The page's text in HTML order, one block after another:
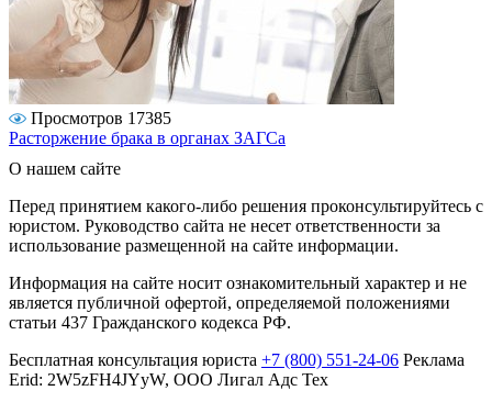
Просмотров 17385
Расторжение брака в органах ЗАГСа
О нашем сайте
Перед принятием какого-либо решения проконсультируйтесь с
юристом. Руководство сайта не несет ответственности за
использование размещенной на сайте информации.
Информация на сайте носит ознакомительный характер и не
является публичной офертой, определяемой положениями
статьи 437 Гражданского кодекса РФ.
Бесплатная консультация юриста +7 (800) 551-24-06 Реклама
Erid: 2W5zFH4JYyW, ООО Лигал Адс Тех